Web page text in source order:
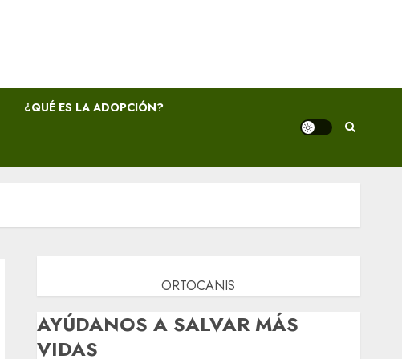
¿QUÉ ES LA ADOPCIÓN?
ORTOCANIS
AYÚDANOS A SALVAR MÁS
VIDAS